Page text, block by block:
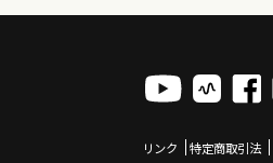
リンク 特定商取引法